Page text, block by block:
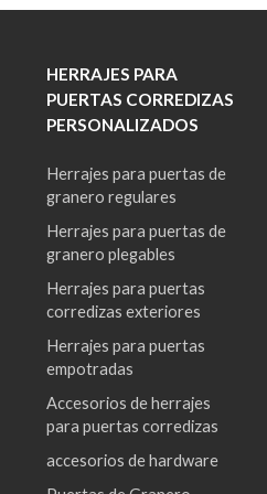
HERRAJES PARA
PUERTAS CORREDIZAS
PERSONALIZADOS
Herrajes para puertas de
granero regulares
Herrajes para puertas de
granero plegables
Herrajes para puertas
corredizas exteriores
Herrajes para puertas
empotradas
Accesorios de herrajes
para puertas corredizas
accesorios de hardware